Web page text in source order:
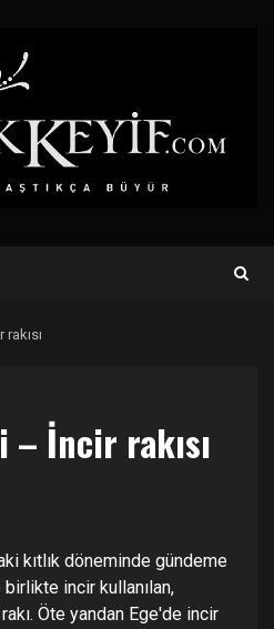
İncir rakısı
kıtlık döneminde gündeme
birlikte incir kullanılan,
Öte yandan Ege'de incir